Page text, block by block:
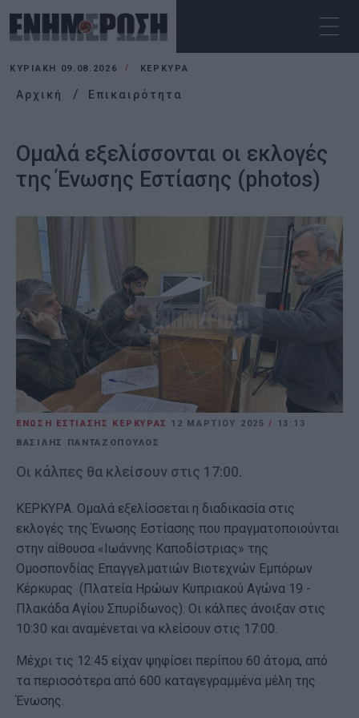
ΚΥΡΙΑΚΉ 09.08.2026 ΚΕΡΚΥΡΑ
Αρχική Επικαιρότητα
Ομαλά εξελίσσονται οι εκλογές
της Ένωσης Εστίασης (photos)
ΕΝΩΣΗ ΕΣΤΙΑΣΗΣ ΚΕΡΚΥΡΑΣ 12 ΜΑΡΤΊΟΥ 2025/ 13:13
ΒΑΣΙΛΗΣ ΠΑΝΤΑΖΟΠΟΥΛΟΣ
Οι κάλπες θα κλείσουν στις 17:00.
ΚΕΡΚΥΡΑ. Ομαλά εξελίσσεται η διαδικασία στις
εκλογές της Ένωσης Εστίασης που πραγματοποιούνται
στην αίθουσα «Ιωάννης Καποδίστριας» της
Ομοσπονδίας Επαγγελματιών Βιοτεχνών Εμπόρων
Κέρκυρας (Πλατεία Ηρώων Κυπριακού Αγώνα 19 -
Πλακάδα Αγίου Σπυρίδωνος). Οι κάλπες άνοιξαν στις
10:30 και αναμένεται να κλείσουν στις 17:00.
Μέχρι τις 12:45 είχαν ψηφίσει περίπου 60 άτομα, από
τα περισσότερα από 600 καταγεγραμμένα μέλη της
Ένωσης.